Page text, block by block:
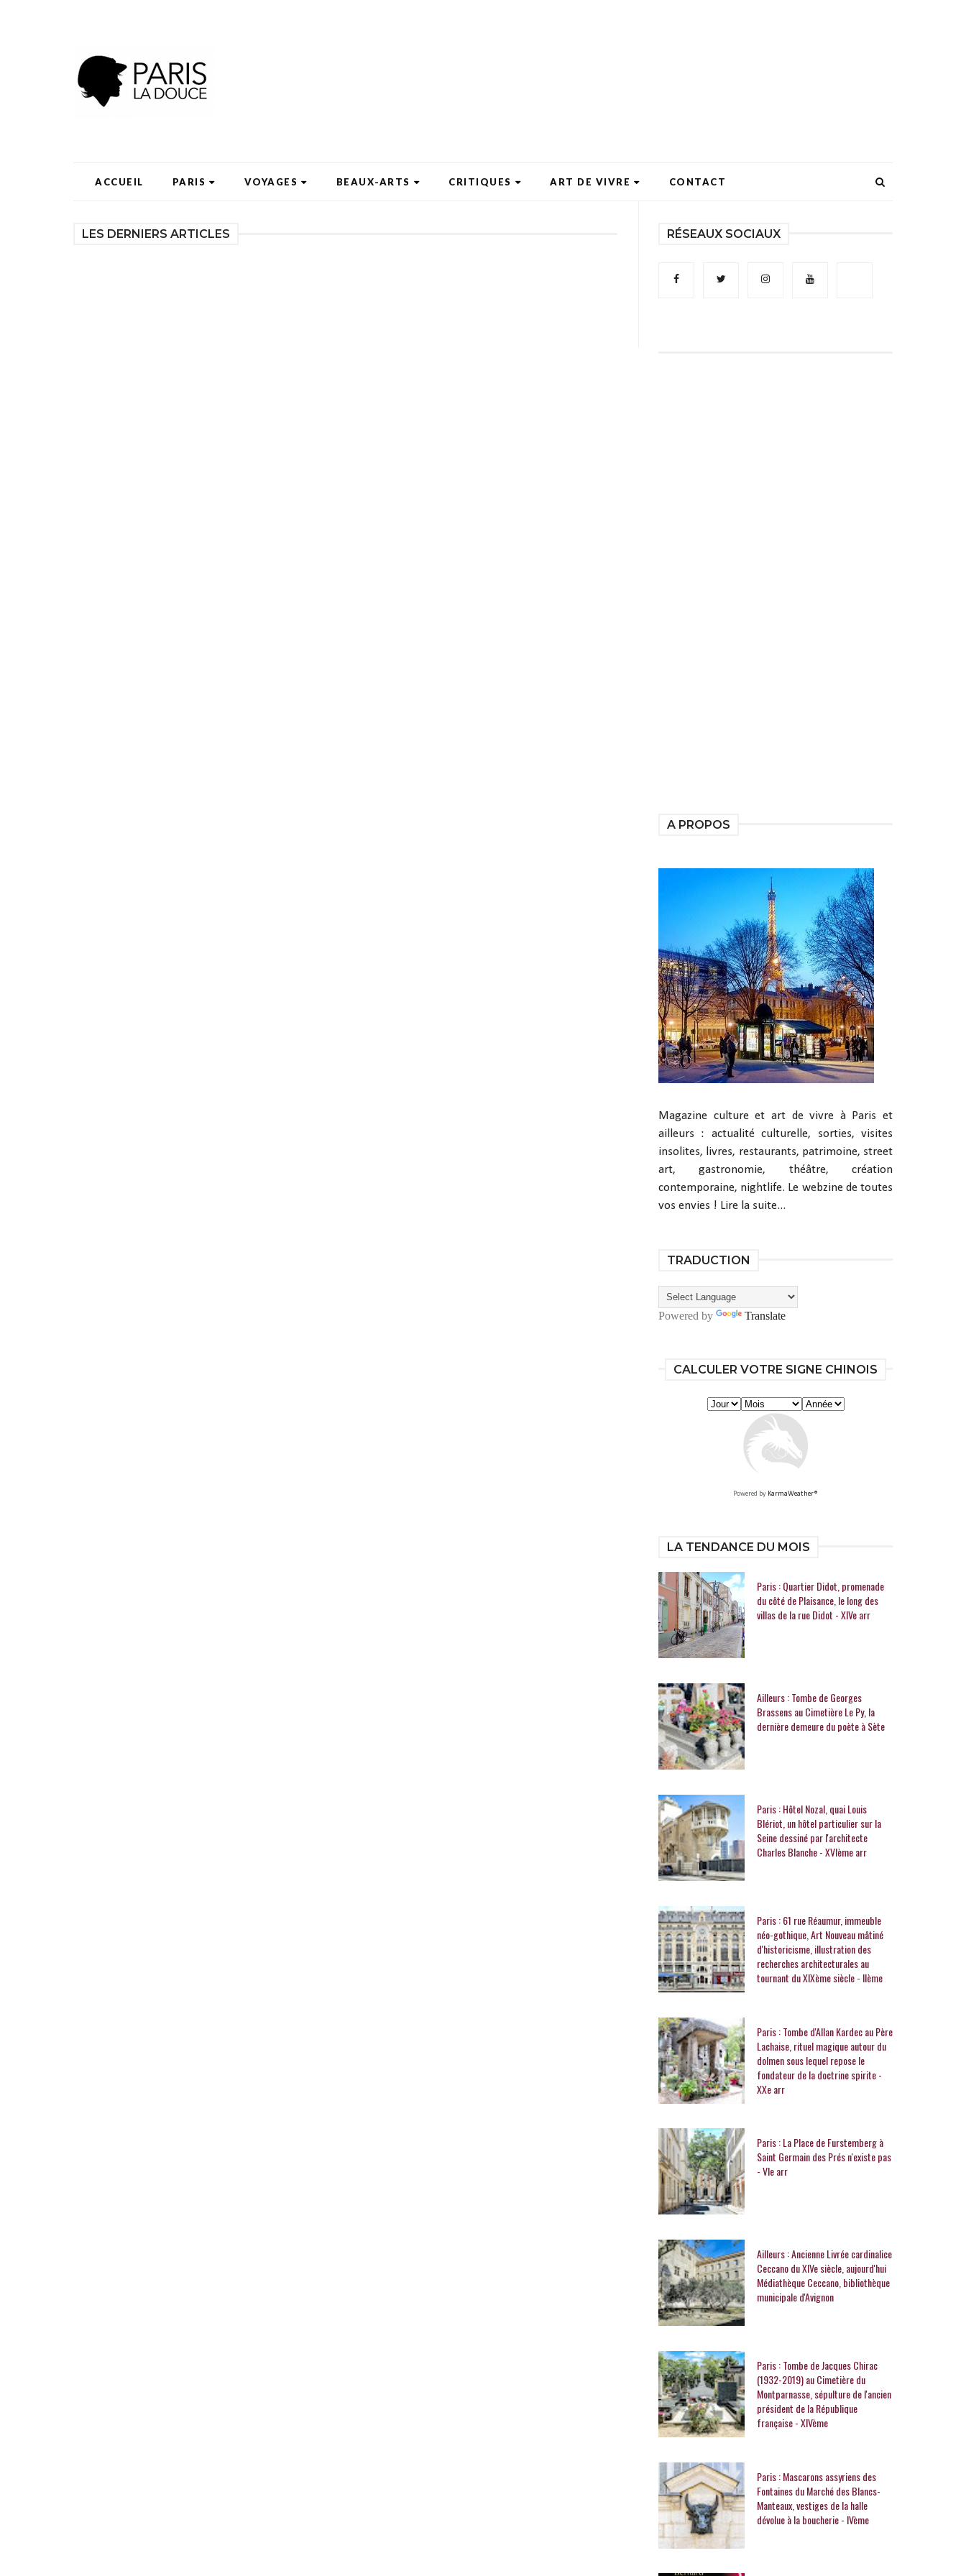
ACCUEIL PARIS VOYAGES BEAUX-ARTS CRITIQUES ART DE VIVRE CONTACT
LES DERNIERS ARTICLES RÉSEAUX SOCIAUX
A PROPOS
Magazine culture et art de vivre à Paris et
ailleurs : actualité culturelle, sorties, visites
insolites, livres, restaurants, patrimoine, street
art, gastronomie, théâtre, création
contemporaine, nightlife. Le webzine de toutes
vos envies ! Lire la suite...
TRADUCTION
Powered by Translate
CALCULER VOTRE SIGNE CHINOIS
Powered by KarmaWeather®
LA TENDANCE DU MOIS
Paris : Quartier Didot, promenade
du côté de Plaisance, le long des
villas de la rue Didot - XIVe arr
Ailleurs : Tombe de Georges
Brassens au Cimetière Le Py, la
dernière demeure du poète à Sète
Paris : Hôtel Nozal, quai Louis
Blériot, un hôtel particulier sur la
Seine dessiné par l'architecte
Charles Blanche - XVIème arr
Paris : 61 rue Réaumur, immeuble
néo-gothique, Art Nouveau mâtiné
d'historicisme, illustration des
recherches architecturales au
tournant du XIXème siècle - IIème
Paris : Tombe d'Allan Kardec au Père
Lachaise, rituel magique autour du
dolmen sous lequel repose le
fondateur de la doctrine spirite -
XXe arr
Paris : La Place de Furstemberg à
Saint Germain des Prés n'existe pas
- VIe arr
Ailleurs : Ancienne Livrée cardinalice
Ceccano du XIVe siècle, aujourd'hui
Médiathèque Ceccano, bibliothèque
municipale d'Avignon
Paris : Tombe de Jacques Chirac
(1932-2019) au Cimetière du
Montparnasse, sépulture de l'ancien
président de la République
française - XIVème
Paris : Mascarons assyriens des
Fontaines du Marché des Blancs-
Manteaux, vestiges de la halle
dévolue à la boucherie - IVème